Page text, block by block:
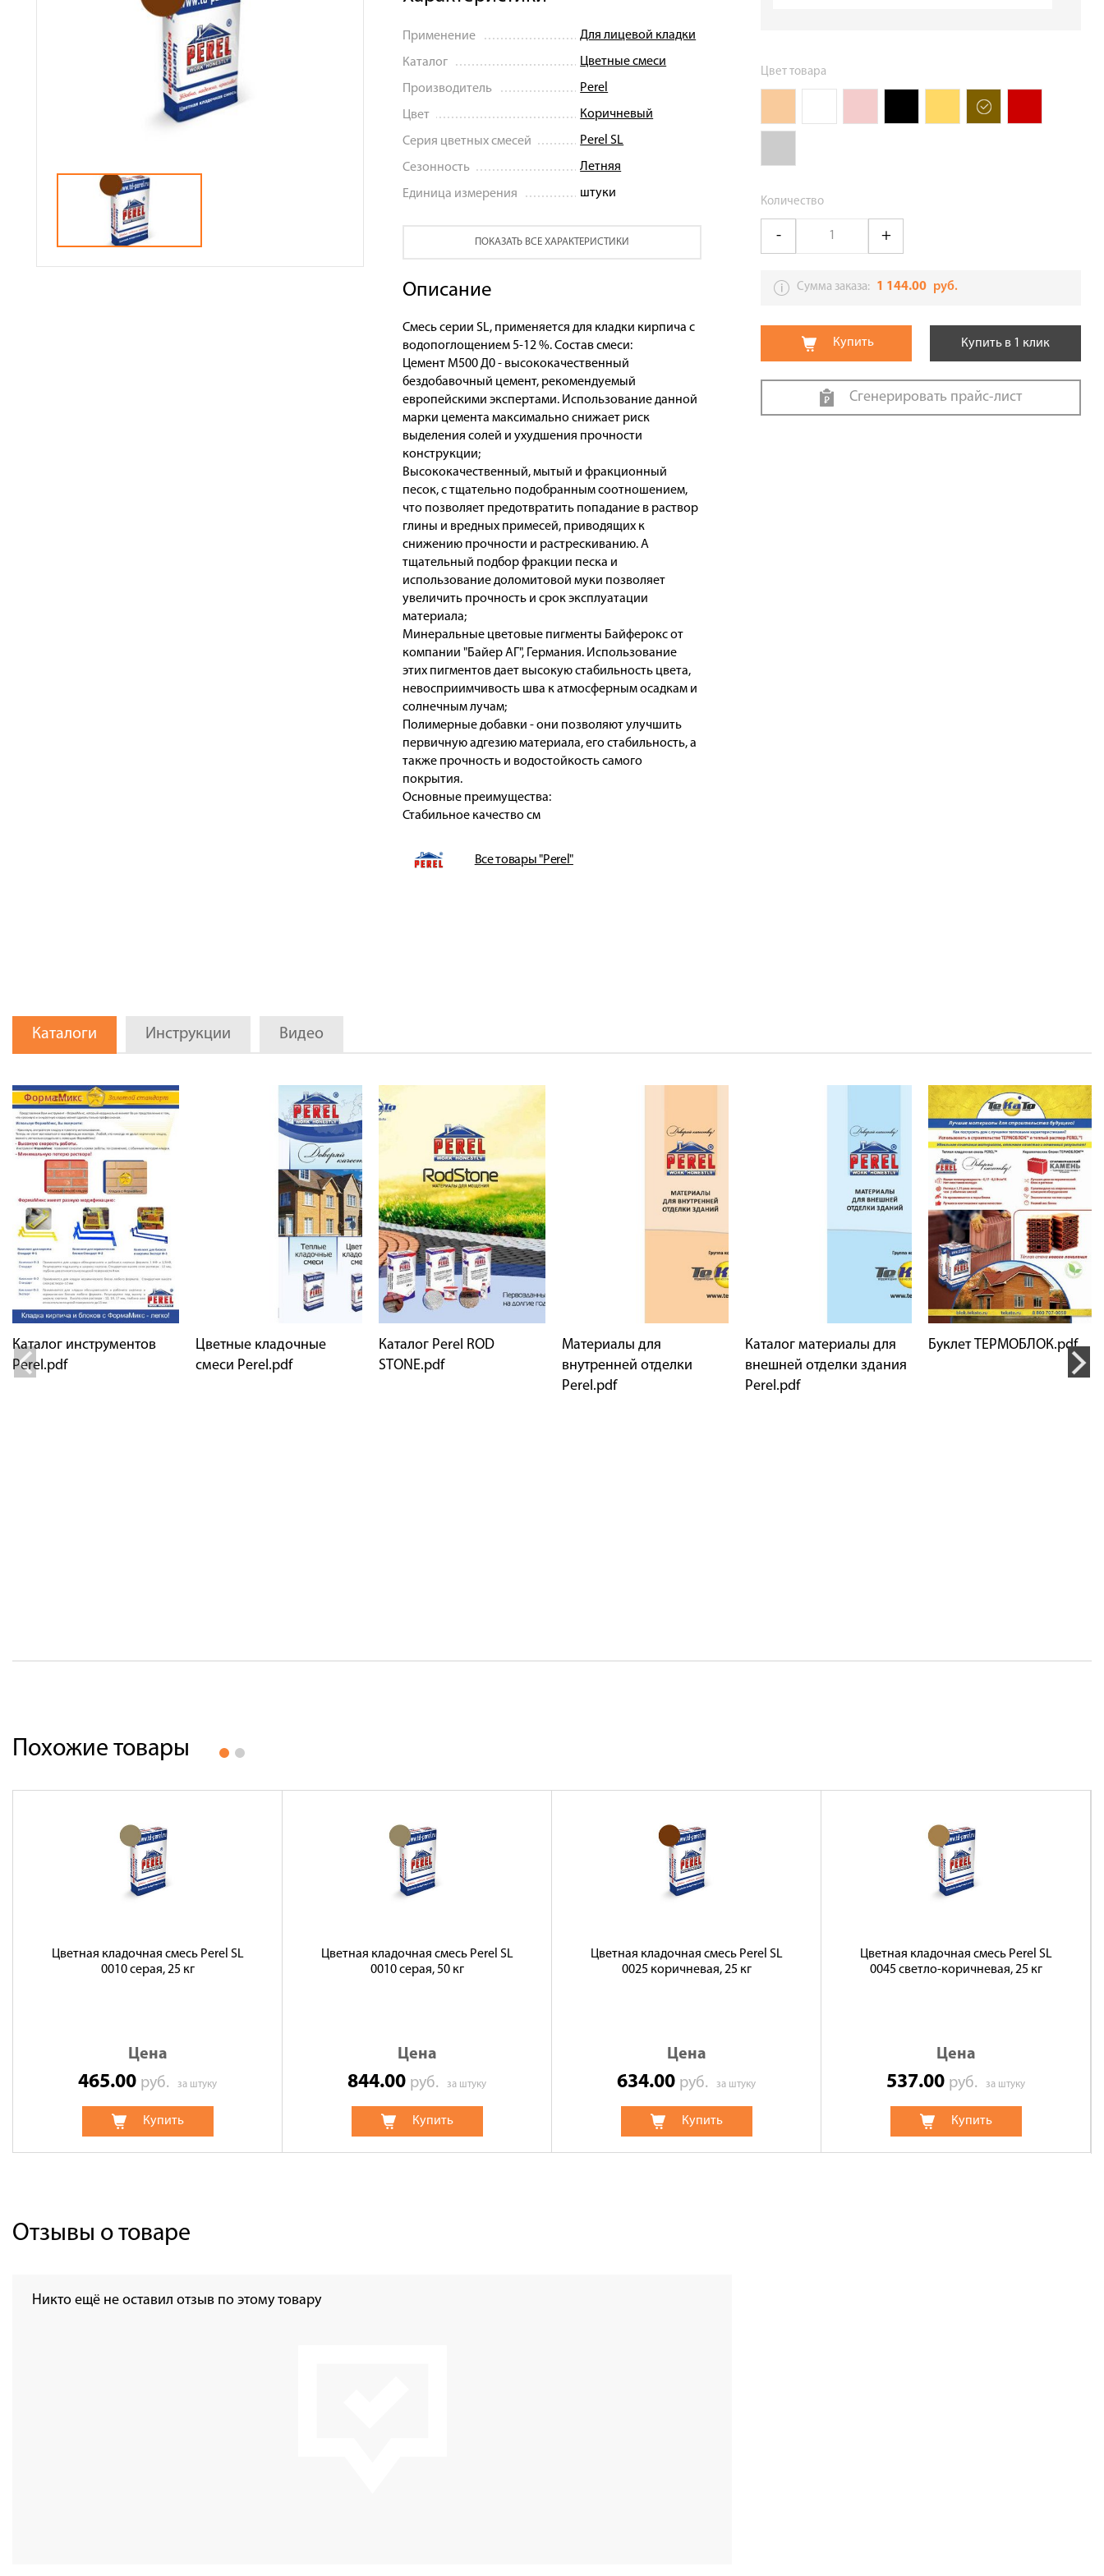
Применение Для лицевой кладки
Каталог Цветные смеси
Производитель Perel
Цвет Коричневый
Серия цветных смесей Perel SL
Сезонность Летняя
Единица измерения штуки
ПОКАЗАТЬ ВСЕ ХАРАКТЕРИСТИКИ
Описание
Смесь серии SL, применяется для кладки кирпича с
водопоглощением 5-12 %. Состав смеси:
Цемент М500 Д0 - высококачественный
бездобавочный цемент, рекомендуемый
европейскими экспертами. Использование данной
марки цемента максимально снижает риск
выделения солей и ухудшения прочности
конструкции;
Высококачественный, мытый и фракционный
песок, с тщательно подобранным соотношением,
что позволяет предотвратить попадание в раствор
глины и вредных примесей, приводящих к
снижению прочности и растрескиванию. А
тщательный подбор фракции песка и
использование доломитовой муки позволяет
увеличить прочность и срок эксплуатации
материала;
Минеральные цветовые пигменты Байферокс от
компании "Байер АГ", Германия. Использование
этих пигментов дает высокую стабильность цвета,
невосприимчивость шва к атмосферным осадкам и
солнечным лучам;
Полимерные добавки - они позволяют улучшить
первичную адгезию материала, его стабильность, а
также прочность и водостойкость самого
покрытия.
Основные преимущества:
Стабильное качество см
Все товары "Perel"
Цвет товара
Количество
Сумма заказа: 1 144.00руб.
Купить Купить в 1 клик
Сгенерировать прайс-лист
Каталоги Инструкции Видео
Каталог инструментов
Perel.pdf
Цветные кладочные
смеси Perel.pdf
Каталог Perel ROD
STONE.pdf
Материалы для
внутренней отделки
Perel.pdf
Каталог материалы для
внешней отделки здания
Perel.pdf
Буклет ТЕРМОБЛОК.pdf
Похожие товары
Цветная кладочная смесь Perel SL
0010 серая, 25 кг
Цена
465.00 руб. за штуку
Купить
Цветная кладочная смесь Perel SL
0010 серая, 50 кг
Цена
844.00 руб. за штуку
Купить
Цветная кладочная смесь Perel SL
0025 коричневая, 25 кг
Цена
634.00 руб. за штуку
Купить
Цветная кладочная смесь Perel SL
0045 светло-коричневая, 25 кг
Цена
537.00 руб. за штуку
Купить
Отзывы о товаре
Никто ещё не оставил отзыв по этому товару